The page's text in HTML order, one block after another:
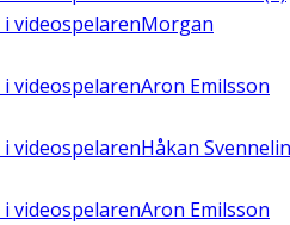
i videospelarenMorgan
i videospelarenAron Emilsson
i videospelarenHåkan
i videospelarenAron Emilsson